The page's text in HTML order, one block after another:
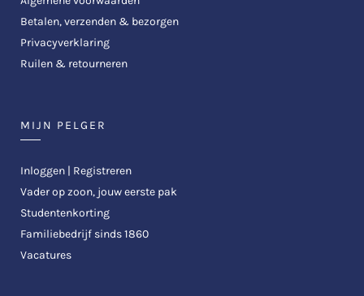
Betalen, verzenden & bezorgen
Privacyverklaring
Ruilen & retourneren
MIJN PELGER
Inloggen | Registreren
Vader op zoon, jouw eerste pak
Studentenkorting
Familiebedrijf sinds 1860
Vacatures